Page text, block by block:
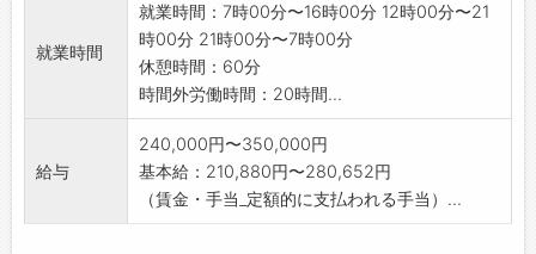
就業時間
就業時間：7時00分〜16時00分 12時00分〜21
時00分 21時00分〜7時00分
休憩時間：60分
時間外労働時間：20時間...
給与
240,000円〜350,000円
基本給：210,880円〜280,652円
（賃金・手当_定額的に支払われる手当）...